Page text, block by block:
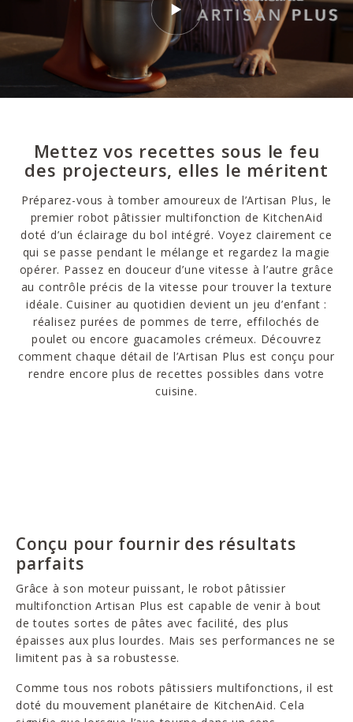
Mettez vos recettes sous le feu
des projecteurs, elles le méritent
Préparez-vous à tomber amoureux de l’Artisan Plus, le
premier robot pâtissier multifonction de KitchenAid
doté d’un éclairage du bol intégré. Voyez clairement ce
qui se passe pendant le mélange et regardez la magie
opérer. Passez en douceur d’une vitesse à l’autre grâce
au contrôle précis de la vitesse pour trouver la texture
idéale. Cuisiner au quotidien devient un jeu d’enfant :
réalisez purées de pommes de terre, effilochés de
poulet ou encore guacamoles crémeux. Découvrez
comment chaque détail de l’Artisan Plus est conçu pour
rendre encore plus de recettes possibles dans votre
cuisine.
Conçu pour fournir des résultats
parfaits
Grâce à son moteur puissant, le robot pâtissier
multifonction Artisan Plus est capable de venir à bout
de toutes sortes de pâtes avec facilité, des plus
épaisses aux plus lourdes. Mais ses performances ne se
limitent pas à sa robustesse.
Comme tous nos robots pâtissiers multifonctions, il est
doté du mouvement planétaire de KitchenAid. Cela